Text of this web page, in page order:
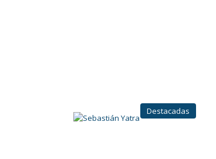
Destacadas